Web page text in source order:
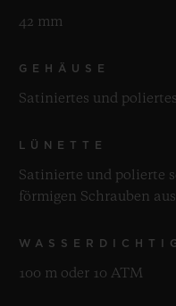
42 mm
GEHÄUSE
Satiniertes und
LÜNETTE
Satinierte und polierte
förmigen Schrauben
100 m oder 10 ATM